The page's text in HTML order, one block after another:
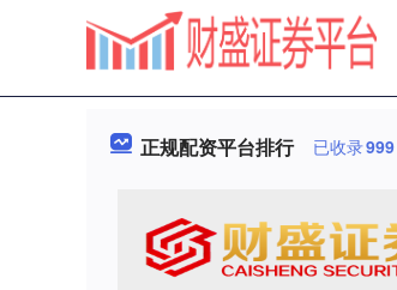
正规配资平台排行 已收录999